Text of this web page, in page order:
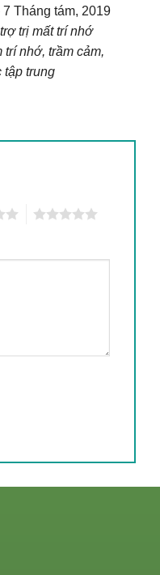
7 Tháng tám, 2019
trị mất trí nhớ
trí nhớ, trầm cảm,
tập trung